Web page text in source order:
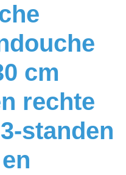
cm
rechte
standen